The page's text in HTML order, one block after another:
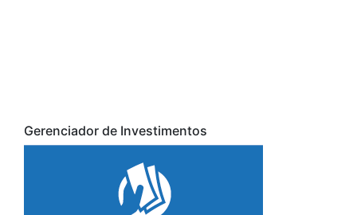
Gerenciador de Investimentos